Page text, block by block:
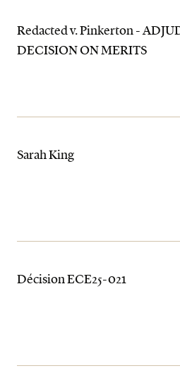
Redacted v. Pinkerton -
DECISION ON MERITS
Sarah King
Décision ECE25-021